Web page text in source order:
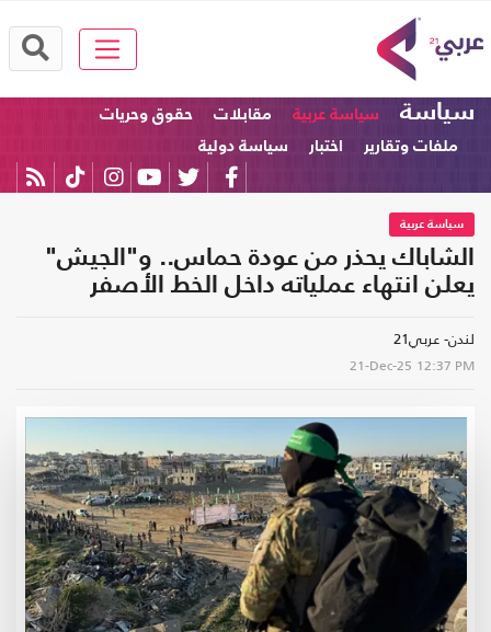
سياسة سياسة عربية مقابلات
حقوق وحريات
ملفات وتقارير
اختبار سياسة دولية
سياسة عربية
الشاباك يحذر من عودة حماس.. و"الجيش"
يعلن انتهاء عملياته داخل الخط الأصفر
لندن- عربي21
21-Dec-25 12:37 PM